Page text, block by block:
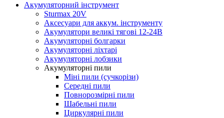
Акумуляторний інструмент
Sturmax 20V
Аксесуари для аккум. інструменту
Акумулятори великі тягові 12-24В
Акумуляторні болгарки
Акумуляторні ліхтарі
Акумуляторні лобзики
Акумуляторні пили
Міні пили (сучкорізи)
Середні пили
Повнорозмірні пили
Шабельні пили
Циркулярні пили